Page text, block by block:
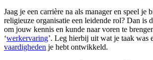
Jaag je een carrière na als manager en speel je
religieuze organisatie een leidende rol? Dan is
om jouw kennis en kunde naar voren te
‘werkervaring’. Leg hierbij uit wat je taak was
vaardigheden je hebt ontwikkeld.